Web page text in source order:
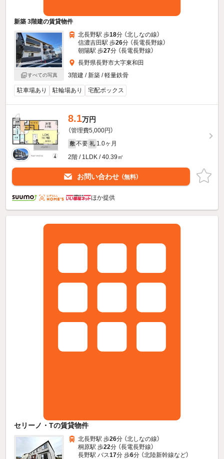
新築 3階建の賃貸物件
すべての写真
北長野駅 歩18分 （北しなの線）
信濃吉田駅 歩26分 （長電長野線）
朝陽駅 歩27分 （長電長野線）
長野県長野市大字東和田
3階建 / 新築 / 軽量鉄骨
駐車場あり 駐輪場あり 宅配ボックス
8.1万円
（管理費5,000円）
敷 不要 礼 1.0ヶ月
2階 / 1LDK / 40.39㎡
お問い合わせ （無料）
ほか提供
セリーノ・Tの賃貸物件
北長野駅 歩26分 （北しなの線）
桐原駅 歩22分 （長電長野線）
長野駅 バス17分 歩6分 （北陸新幹線など）